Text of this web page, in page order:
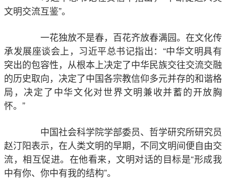
文明交流互鉴”。
一花独放不是春，百花齐放春满园。在文化传
承发展座谈会上，习近平总书记指出：“中华文明具有
突出的包容性，从根本上决定了中华民族交往交流交融
的历史取向，决定了中国各宗教信仰多元并存的和谐格
局，决定了中华文化对世界文明兼收并蓄的开放胸
怀。”
中国社会科学院学部委员、哲学研究所研究员
赵汀阳表示，在人类文明的早期，不同文明间便自由交
流，相互促进。在他看来，文明对话的目标是“形成我
中有你、你中有我的结构”。